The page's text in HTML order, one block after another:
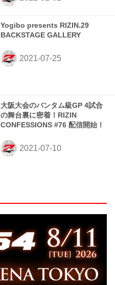
Yogibo presents RIZIN.29
BACKSTAGE GALLERY
大阪大会のバンタム級GP 4試合
の舞台裏に密着！RIZIN
CONFESSIONS #76 配信開始！